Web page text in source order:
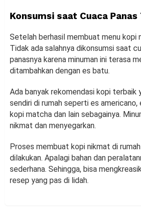
Konsumsi saat Cuaca Panas
Setelah berhasil membuat menu kopi
Tidak ada salahnya dikonsumsi saat
panasnya karena minuman ini terasa
ditambahkan dengan es batu.
Ada banyak rekomendasi kopi terbaik
sendiri di rumah seperti es americano,
kopi matcha dan lain sebagainya.
nikmat dan menyegarkan.
Proses membuat kopi nikmat di
dilakukan. Apalagi bahan dan
sederhana. Sehingga, bisa
resep yang pas di lidah.